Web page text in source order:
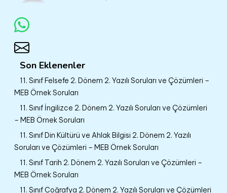
Son Eklenenler
11. Sınıf Felsefe 2. Dönem 2. Yazılı Soruları ve Çözümleri –
MEB Örnek Soruları
11. Sınıf İngilizce 2. Dönem 2. Yazılı Soruları ve Çözümleri
– MEB Örnek Soruları
11. Sınıf Din Kültürü ve Ahlak Bilgisi 2. Dönem 2. Yazılı
Soruları ve Çözümleri – MEB Örnek Soruları
11. Sınıf Tarih 2. Dönem 2. Yazılı Soruları ve Çözümleri –
MEB Örnek Soruları
11. Sınıf Coğrafya 2. Dönem 2. Yazılı Soruları ve Çözümleri